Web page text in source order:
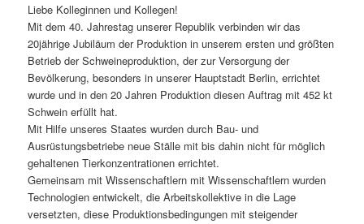
Liebe Kolleginnen und Kollegen!
Mit dem 40. Jahrestag unserer Republik verbinden wir das
20jährige Jubiläum der Produktion in unserem ersten und größten
Betrieb der Schweineproduktion, der zur Versorgung der
Bevölkerung, besonders in unserer Hauptstadt Berlin, errichtet
wurde und in den 20 Jahren Produktion diesen Auftrag mit 452 kt
Schwein erfüllt hat.
Mit Hilfe unseres Staates wurden durch Bau- und
Ausrüstungsbetriebe neue Ställe mit bis dahin nicht für möglich
gehaltenen Tierkonzentrationen errichtet.
Gemeinsam mit Wissenschaftlern mit Wissenschaftlern wurden
Technologien entwickelt, die Arbeitskollektive in die Lage
versetzten, diese Produktionsbedingungen mit steigender